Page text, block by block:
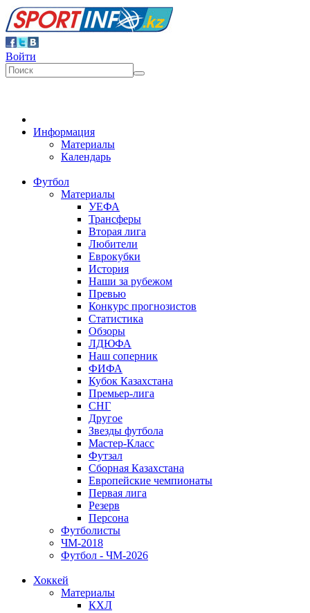
Войти
Информация
Материалы
Календарь
Футбол
Материалы
УЕФА
Трансферы
Вторая лига
Любители
Еврокубки
История
Наши за рубежом
Превью
Конкурс прогнозистов
Статистика
Обзоры
ЛДЮФА
Наш соперник
ФИФА
Кубок Казахстана
Премьер-лига
СНГ
Другое
Звезды футбола
Мастер-Класс
Футзал
Сборная Казахстана
Европейские чемпионаты
Первая лига
Резерв
Персона
Футболисты
ЧМ-2018
Футбол - ЧМ-2026
Хоккей
Материалы
КХЛ